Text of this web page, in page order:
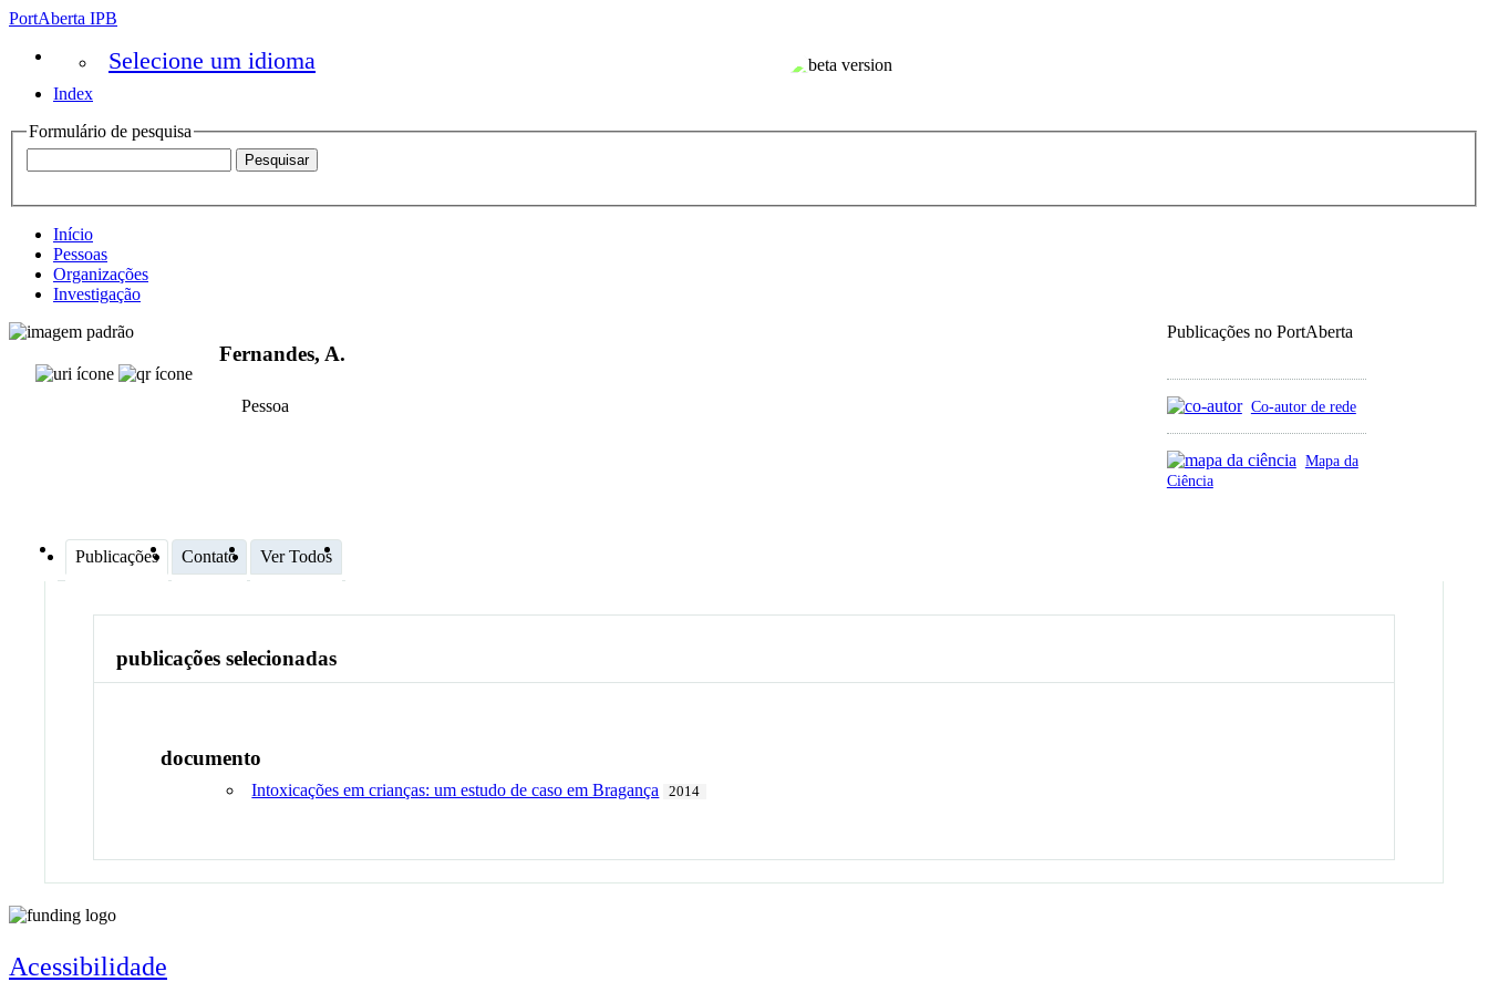
PortAberta IPB
Selecione um idioma
Index
Formulário de pesquisa
Início
Pessoas
Organizações
Investigação
Publicações no PortAberta
Co-autor de rede
Mapa da
Ciência
Fernandes, A.
Pessoa
Publicações Contato Ver Todos
publicações selecionadas
documento
Intoxicações em crianças: um estudo de caso em Bragança 2014
Acessibilidade